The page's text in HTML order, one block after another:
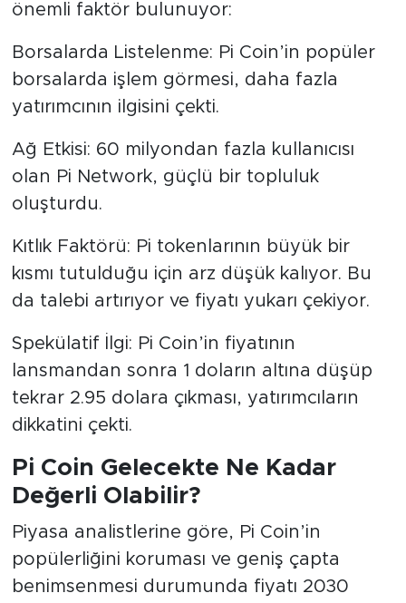
önemli faktör bulunuyor:
Borsalarda Listelenme: Pi Coin’in popüler
borsalarda işlem görmesi, daha fazla
yatırımcının ilgisini çekti.
Ağ Etkisi: 60 milyondan fazla kullanıcısı
olan Pi Network, güçlü bir topluluk
oluşturdu.
Kıtlık Faktörü: Pi tokenlarının büyük bir
kısmı tutulduğu için arz düşük kalıyor. Bu
da talebi artırıyor ve fiyatı yukarı çekiyor.
Spekülatif İlgi: Pi Coin’in fiyatının
lansmandan sonra 1 doların altına düşüp
tekrar 2.95 dolara çıkması, yatırımcıların
dikkatini çekti.
Pi Coin Gelecekte Ne Kadar
Değerli Olabilir?
Piyasa analistlerine göre, Pi Coin’in
popülerliğini koruması ve geniş çapta
benimsenmesi durumunda fiyatı 2030